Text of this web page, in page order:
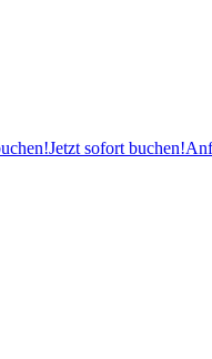
Jetzt sofort buchen!